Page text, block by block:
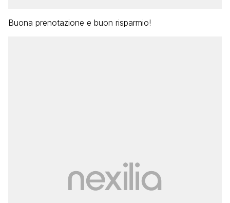
Buona prenotazione e buon risparmio!